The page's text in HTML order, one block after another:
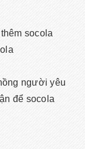
socola
người yêu
để socola